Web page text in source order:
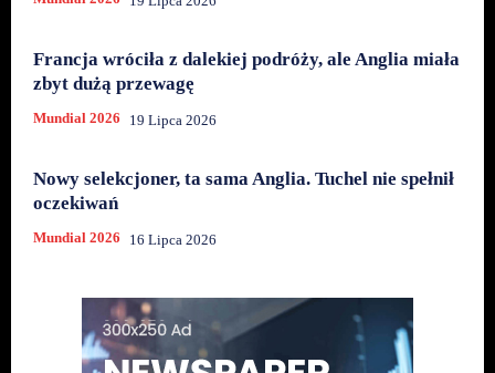
Francja wróciła z dalekiej podróży, ale Anglia miała
zbyt dużą przewagę
Mundial 2026 19 Lipca 2026
Nowy selekcjoner, ta sama Anglia. Tuchel nie spełnił
oczekiwań
Mundial 2026 16 Lipca 2026